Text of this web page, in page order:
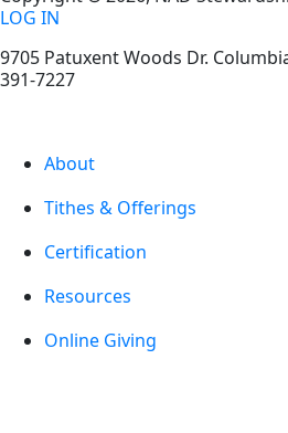
LOG IN
9705 Patuxent Woods Dr.
391-7227
About
Tithes & Offerings
Certification
Resources
Online Giving